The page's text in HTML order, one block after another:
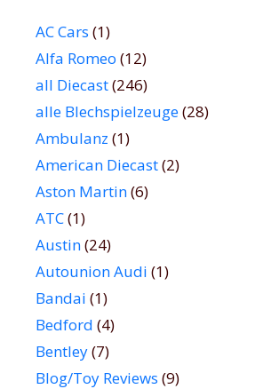
AC Cars (1)
Alfa Romeo (12)
all Diecast(246)
alle Blechspielzeuge(28)
Ambulanz (1)
American Diecast(2)
Aston Martin(6)
ATC(1)
Austin(24)
Autounion Audi (1)
Bandai (1)
Bedford (4)
Bentley(7)
Blog/Toy Reviews (9)